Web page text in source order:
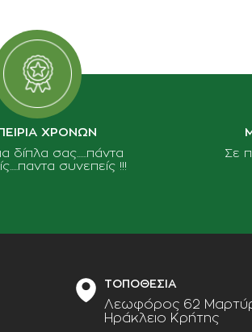
ΧΡΟΝΩΝ
δίπλα σας......πάντα
συνεπείς !!!
Σε
ΤΟΠΟΘΕΣΙΑ
Λεωφόρος 62
Ηράκλειο Κρήτης